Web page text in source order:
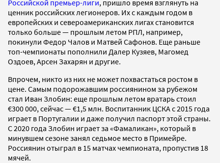
Российской премьер-лиги, пришло время взглянуть на
ценник российских легионеров. Их с каждым годом в
европейских и североамериканских лигах становится
только больше — прошлым летом РПЛ, например,
покинули Федор Чалов и Матвей Сафонов. Еще раньше
топ-чемпионаты пополнили Далер Кузяев, Магомед
Оздоев, Арсен Захарян и другие.
Впрочем, никто из них не может похвастаться ростом в
цене. Самым подорожавшим россиянином за рубежом
стал Иван Злобин: еще прошлым летом вратарь стоил
€300 000, сейчас — €1,5 млн. Воспитанник ЦСКА с 2015 года
играет в Португалии и даже получил паспорт этой страны.
С 2020 года Злобин играет за «Фамаликан», который в
минувшем сезоне занял седьмое место в Примейре.
Россиянин отыграл в 15 матчах чемпионата, пропустив 18
мячей.